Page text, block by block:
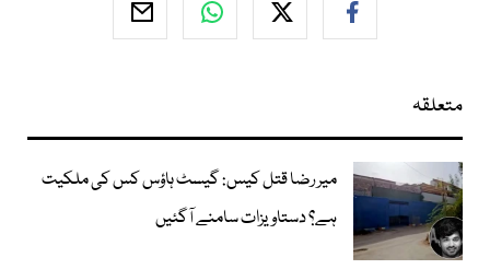
متعلقہ
میر رضا قتل کیس: گیسٹ ہاؤس کس کی ملکیت
ہے؟ دستاویزات سامنے آگئیں